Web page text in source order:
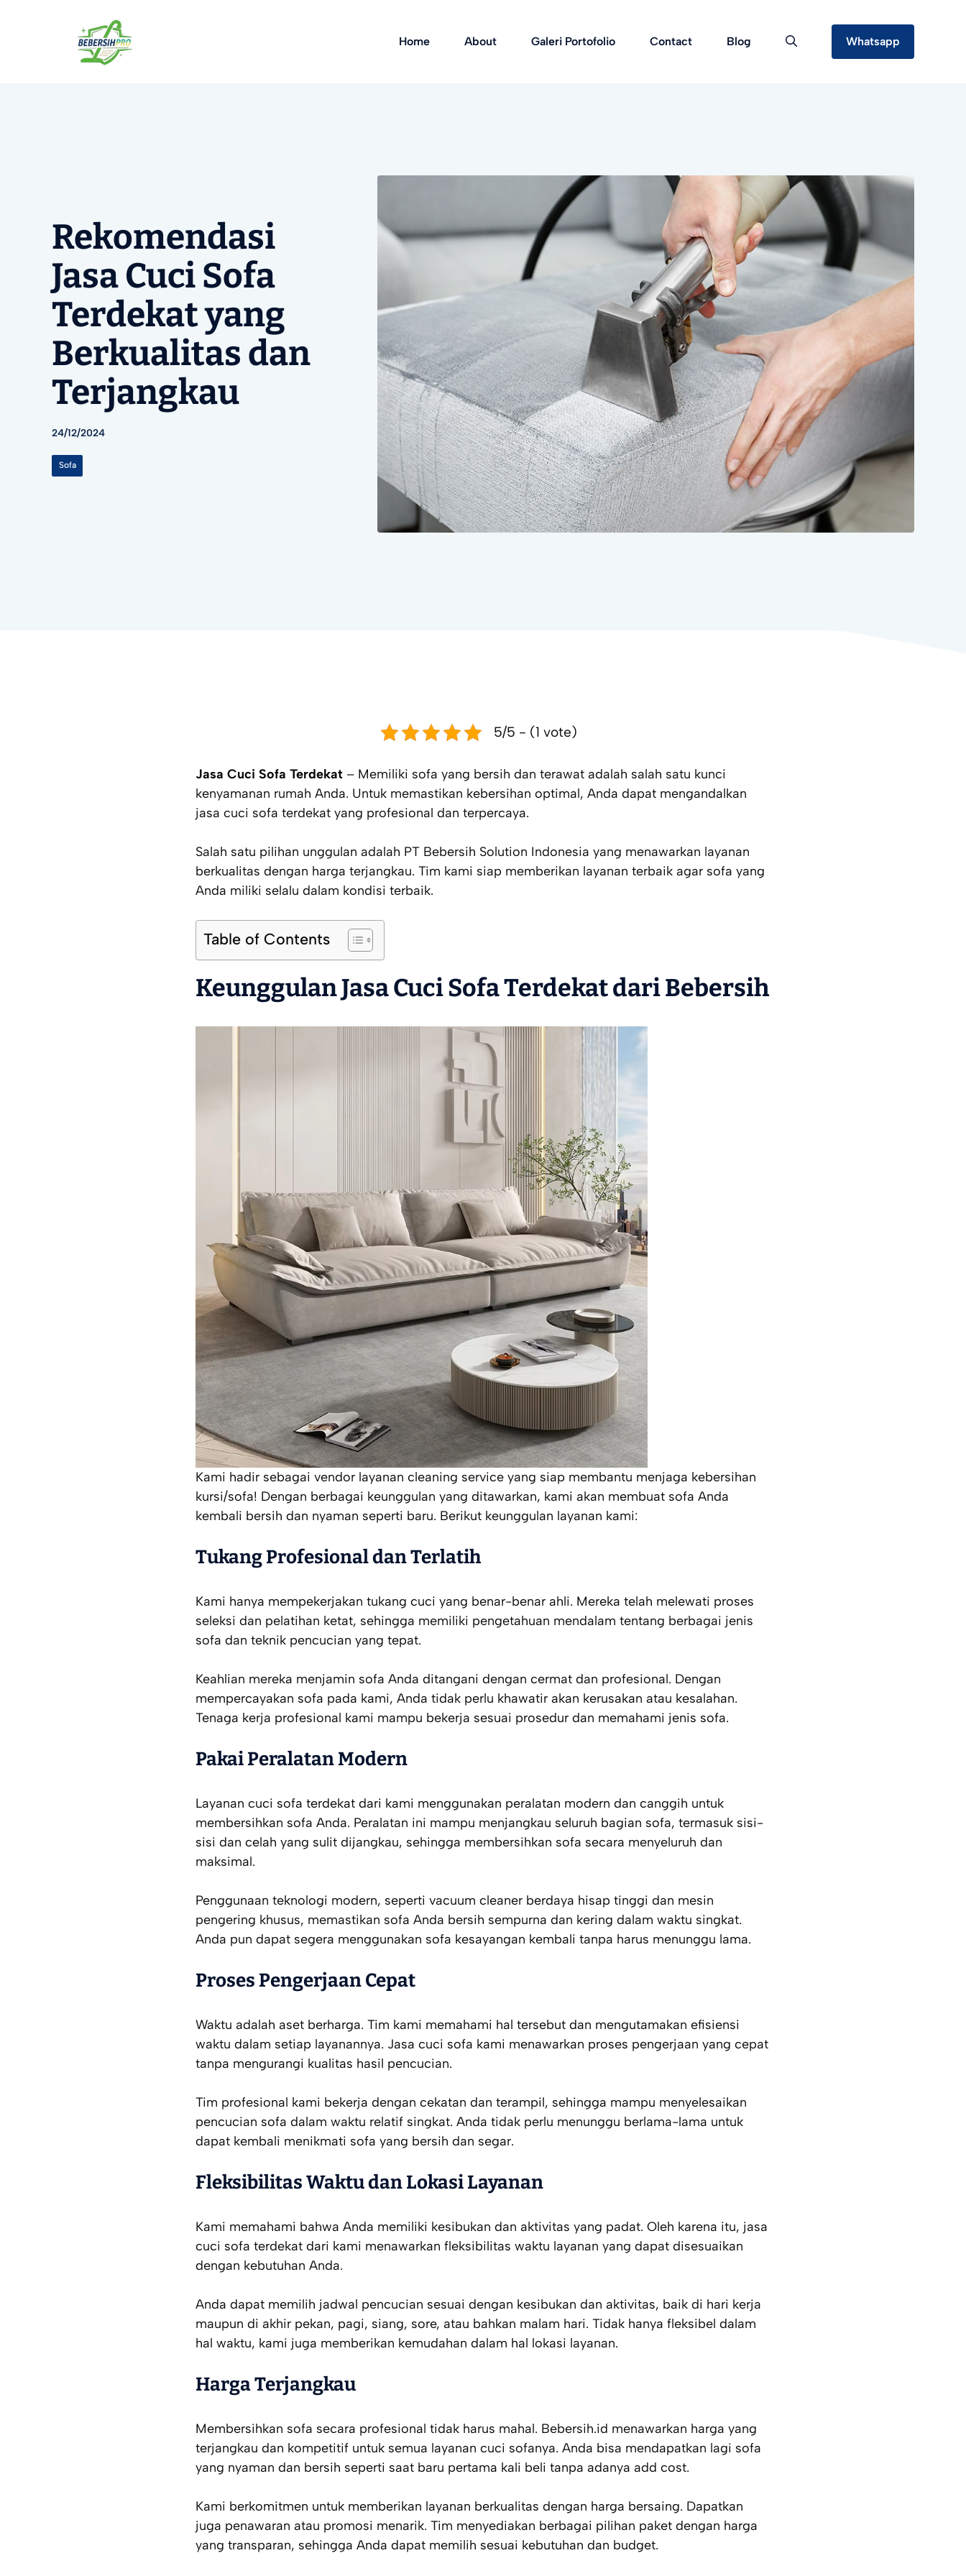
Home About Galeri Portofolio Contact Blog Whatsapp
Rekomendasi
Jasa Cuci Sofa
Terdekat yang
Berkualitas dan
Terjangkau
24/12/2024
Sofa
5/5 - (1 vote)
Jasa Cuci Sofa Terdekat – Memiliki sofa yang bersih dan terawat adalah salah satu kunci
kenyamanan rumah Anda. Untuk memastikan kebersihan optimal, Anda dapat mengandalkan
jasa cuci sofa terdekat yang profesional dan terpercaya.
Salah satu pilihan unggulan adalah PT Bebersih Solution Indonesia yang menawarkan layanan
berkualitas dengan harga terjangkau. Tim kami siap memberikan layanan terbaik agar sofa yang
Anda miliki selalu dalam kondisi terbaik.
Table of Contents
Keunggulan Jasa Cuci Sofa Terdekat dari Bebersih
Kami hadir sebagai vendor layanan cleaning service yang siap membantu menjaga kebersihan
kursi/sofa! Dengan berbagai keunggulan yang ditawarkan, kami akan membuat sofa Anda
kembali bersih dan nyaman seperti baru. Berikut keunggulan layanan kami:
Tukang Profesional dan Terlatih
Kami hanya mempekerjakan tukang cuci yang benar-benar ahli. Mereka telah melewati proses
seleksi dan pelatihan ketat, sehingga memiliki pengetahuan mendalam tentang berbagai jenis
sofa dan teknik pencucian yang tepat.
Keahlian mereka menjamin sofa Anda ditangani dengan cermat dan profesional. Dengan
mempercayakan sofa pada kami, Anda tidak perlu khawatir akan kerusakan atau kesalahan.
Tenaga kerja profesional kami mampu bekerja sesuai prosedur dan memahami jenis sofa.
Pakai Peralatan Modern
Layanan cuci sofa terdekat dari kami menggunakan peralatan modern dan canggih untuk
membersihkan sofa Anda. Peralatan ini mampu menjangkau seluruh bagian sofa, termasuk sisi-
sisi dan celah yang sulit dijangkau, sehingga membersihkan sofa secara menyeluruh dan
maksimal.
Penggunaan teknologi modern, seperti vacuum cleaner berdaya hisap tinggi dan mesin
pengering khusus, memastikan sofa Anda bersih sempurna dan kering dalam waktu singkat.
Anda pun dapat segera menggunakan sofa kesayangan kembali tanpa harus menunggu lama.
Proses Pengerjaan Cepat
Waktu adalah aset berharga. Tim kami memahami hal tersebut dan mengutamakan efisiensi
waktu dalam setiap layanannya. Jasa cuci sofa kami menawarkan proses pengerjaan yang cepat
tanpa mengurangi kualitas hasil pencucian.
Tim profesional kami bekerja dengan cekatan dan terampil, sehingga mampu menyelesaikan
pencucian sofa dalam waktu relatif singkat. Anda tidak perlu menunggu berlama-lama untuk
dapat kembali menikmati sofa yang bersih dan segar.
Fleksibilitas Waktu dan Lokasi Layanan
Kami memahami bahwa Anda memiliki kesibukan dan aktivitas yang padat. Oleh karena itu, jasa
cuci sofa terdekat dari kami menawarkan fleksibilitas waktu layanan yang dapat disesuaikan
dengan kebutuhan Anda.
Anda dapat memilih jadwal pencucian sesuai dengan kesibukan dan aktivitas, baik di hari kerja
maupun di akhir pekan, pagi, siang, sore, atau bahkan malam hari. Tidak hanya fleksibel dalam
hal waktu, kami juga memberikan kemudahan dalam hal lokasi layanan.
Harga Terjangkau
Membersihkan sofa secara profesional tidak harus mahal. Bebersih.id menawarkan harga yang
terjangkau dan kompetitif untuk semua layanan cuci sofanya. Anda bisa mendapatkan lagi sofa
yang nyaman dan bersih seperti saat baru pertama kali beli tanpa adanya add cost.
Kami berkomitmen untuk memberikan layanan berkualitas dengan harga bersaing. Dapatkan
juga penawaran atau promosi menarik. Tim menyediakan berbagai pilihan paket dengan harga
yang transparan, sehingga Anda dapat memilih sesuai kebutuhan dan budget.